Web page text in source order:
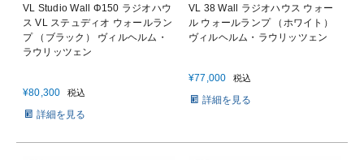
VL Studio Wall Φ150 ラジオハウ
ス VL ステュディオ ウォールラン
プ （ブラック） ヴィルヘルム・
ラウリッツェン
¥80,300 税込
詳細を見る
VL 38 Wall ラジオハウス ウォー
ル ウォールランプ （ホワイト）
ヴィルヘルム・ラウリッツェン
¥77,000 税込
詳細を見る